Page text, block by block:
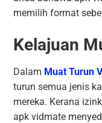
memilih format
Kelajuan
Dalam Muat Turun
turun semua jenis
mereka. Kerana
apk vidmate